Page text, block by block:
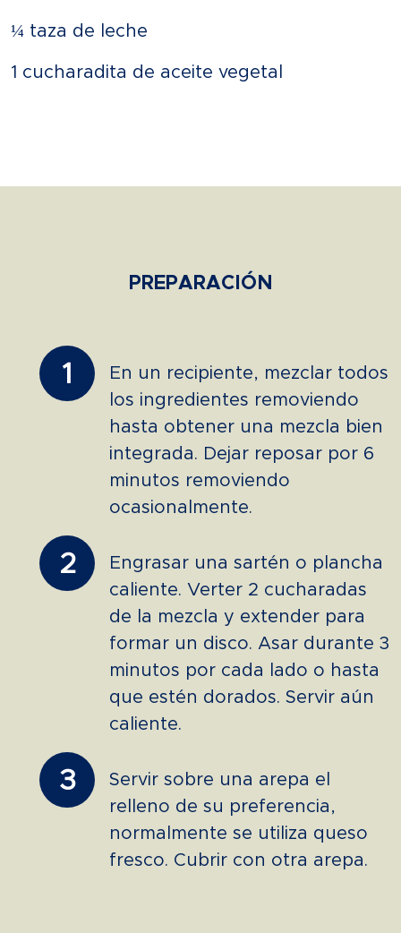
¼ taza de leche
1 cucharadita de aceite vegetal
PREPARACIÓN
1
En un recipiente, mezclar todos
los ingredientes removiendo
hasta obtener una mezcla bien
integrada. Dejar reposar por 6
minutos removiendo
ocasionalmente.
2
Engrasar una sartén o plancha
caliente. Verter 2 cucharadas
de la mezcla y extender para
formar un disco. Asar durante 3
minutos por cada lado o hasta
que estén dorados. Servir aún
caliente.
3
Servir sobre una arepa el
relleno de su preferencia,
normalmente se utiliza queso
fresco. Cubrir con otra arepa.